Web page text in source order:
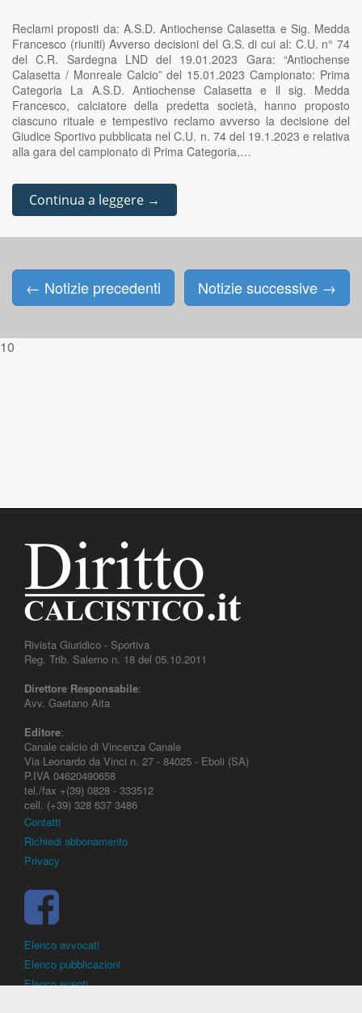
Reclami proposti da: A.S.D. Antiochense Calasetta e Sig. Medda
Francesco (riuniti) Avverso decisioni del G.S. di cui al: C.U. n° 74
del C.R. Sardegna LND del 19.01.2023 Gara: “Antiochense
Calasetta / Monreale Calcio” del 15.01.2023 Campionato: Prima
Categoria La A.S.D. Antiochense Calasetta e il sig. Medda
Francesco, calciatore della predetta società, hanno proposto
ciascuno rituale e tempestivo reclamo avverso la decisione del
Giudice Sportivo pubblicata nel C.U. n. 74 del 19.1.2023 e relativa
alla gara del campionato di Prima Categoria,…
Continua a leggere →
Posts navigation
← Notizie precedenti Notizie successive →
10
Rivista Giuridico - Sportiva
Reg. Trib. Salerno n. 18 del 05.10.2011
Direttore Responsabile:
Avv. Gaetano Aita
Editore:
Canale calcio di Vincenza Canale
Via Leonardo da Vinci n. 27 - 84025 - Eboli (SA)
P.IVA 04620490658
tel./fax +(39) 0828 - 333512
cell. (+39) 328 637 3486
Contatti
Richiedi abbonamento
Privacy
Elenco avvocati
Elenco pubblicazioni
Elenco eventi